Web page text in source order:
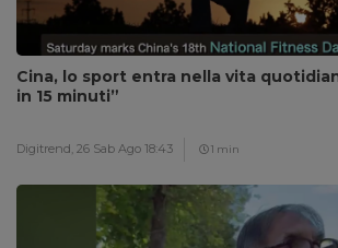
Cina, lo sport entra nella vita
in 15 minuti”
Digitrend, 26 Sab Ago 18:43 1 min